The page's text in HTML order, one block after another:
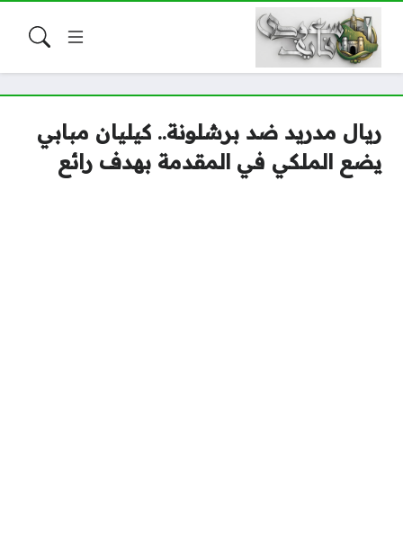
ريال مدريد ضد برشلونة.. كيليان مبابي
يضع الملكي في المقدمة بهدف رائع